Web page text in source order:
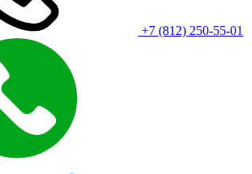
+7 (812) 250-55-01